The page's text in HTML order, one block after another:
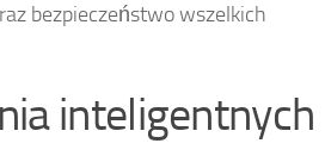
bezpieczeństwo wszelkich
inteligentnych